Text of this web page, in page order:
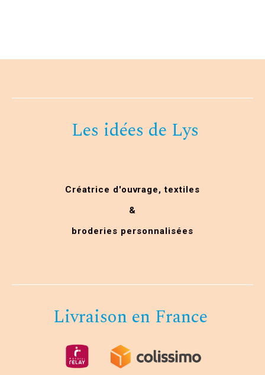
Les idées de Lys
Créatrice d'ouvrage, textiles
&
broderies personnalisées
Livraison en France